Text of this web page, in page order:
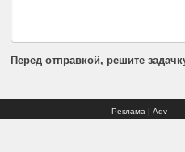
Перед отправкой, решите
Реклама | Adv